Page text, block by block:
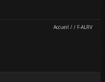
Accueil / / F-ALRV